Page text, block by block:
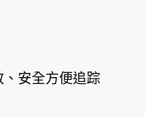
安全方便追踪